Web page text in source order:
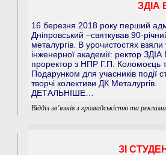
ЗДІА
16 березня 2018 року перший
Дніпровський –святкував 90-
металургів. В урочистостях
інженерної академії: ректор
проректор з НПР Г.П. Коломоєць
Подарунком для учасників події
творчі колективи ДК Металургів.
ДЕТАЛЬНІШЕ…
Відділ зв’язків з громадськістю та
ЗІ